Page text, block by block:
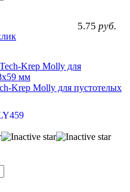
5.75 руб.
Krep Molly для пустотелых